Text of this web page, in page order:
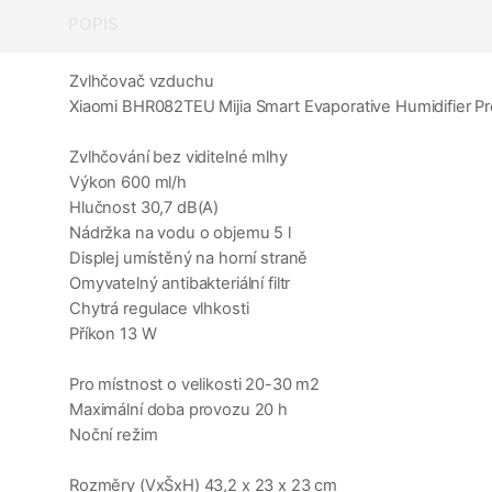
Zvlhčovač vzduchu
Xiaomi BHR082TEU Mijia Smart Evaporative Humidifier
Zvlhčování bez viditelné mlhy
Výkon 600 ml/h
Hlučnost 30,7 dB(A)
Nádržka na vodu o objemu 5 l
Displej umístěný na horní straně
Omyvatelný antibakteriální filtr
Chytrá regulace vlhkosti
Příkon 13 W
Pro místnost o velikosti 20-30 m2
Maximální doba provozu 20 h
Noční režim
Rozměry (VxŠxH) 43,2 x 23 x 23 cm